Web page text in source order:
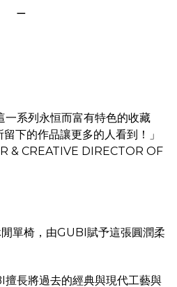
一系列永恒而富有特色的收藏
下的作品讓更多的人看到！」
& CREATIVE DIRECTOR OF
單椅，由GUBI賦予這張圓潤柔
長將過去的經典與現代工藝與